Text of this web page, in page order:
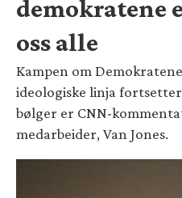
demokratene
oss alle
Kampen om
ideologiske linja
bølger er CNN-
medarbeider, Van Jones.